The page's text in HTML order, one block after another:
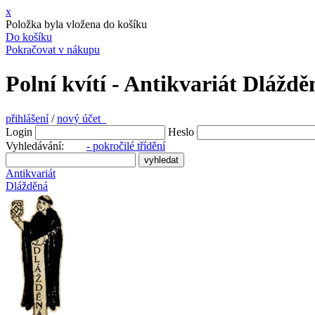
x
Položka byla vložena do košíku
Do košíku
Pokračovat v nákupu
Polní kvítí - Antikvariát
přihlášení/nový účet
Login
Heslo
Vyhledávání: - pokročilé třídění
Antikvariát
Dlážděná